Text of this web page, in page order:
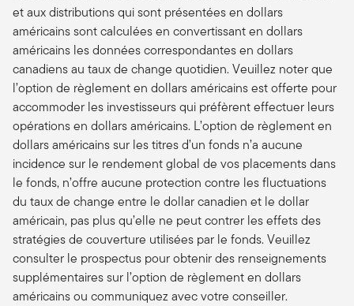
et aux distributions qui sont présentées en dollars
américains sont calculées en convertissant en dollars
américains les données correspondantes en dollars
canadiens au taux de change quotidien. Veuillez noter que
l’option de règlement en dollars américains est offerte pour
accommoder les investisseurs qui préfèrent effectuer leurs
opérations en dollars américains. L’option de règlement en
dollars américains sur les titres d’un fonds n’a aucune
incidence sur le rendement global de vos placements dans
le fonds, n’offre aucune protection contre les fluctuations
du taux de change entre le dollar canadien et le dollar
américain, pas plus qu’elle ne peut contrer les effets des
stratégies de couverture utilisées par le fonds. Veuillez
consulter le prospectus pour obtenir des renseignements
supplémentaires sur l’option de règlement en dollars
américains ou communiquez avec votre conseiller.